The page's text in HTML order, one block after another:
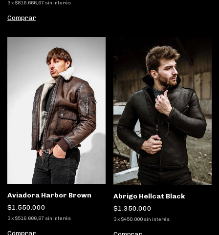
3x $816.666,67 sin interés
Comprar
Aviadora Harbor Brown
$1.550.000
3x $516.666,67 sin interés
Abrigo Hellcat Black
$1.350.000
3 x $450.000 sin interés